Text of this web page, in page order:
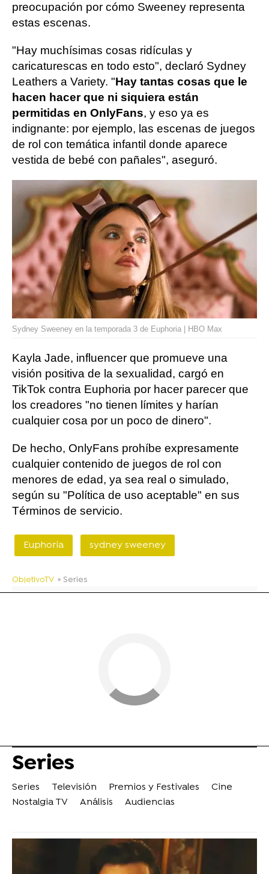
preocupación por cómo Sweeney representa
estas escenas.
"Hay muchísimas cosas ridículas y
caricaturescas en todo esto", declaró Sydney
Leathers a Variety. "Hay tantas cosas que le
hacen hacer que ni siquiera están
permitidas en OnlyFans, y eso ya es
indignante: por ejemplo, las escenas de juegos
de rol con temática infantil donde aparece
vestida de bebé con pañales", aseguró.
Sydney Sweeney en la temporada 3 de Euphoria | HBO Max
Kayla Jade, influencer que promueve una
visión positiva de la sexualidad, cargó en
TikTok contra Euphoria por hacer parecer que
los creadores "no tienen límites y harían
cualquier cosa por un poco de dinero".
De hecho, OnlyFans prohíbe expresamente
cualquier contenido de juegos de rol con
menores de edad, ya sea real o simulado,
según su "Política de uso aceptable" en sus
Términos de servicio.
Euphoria sydney sweeney
ObjetivoTV » Series
Series
Series Televisión Premios y Festivales
Cine
Nostalgia TV
Análisis Audiencias